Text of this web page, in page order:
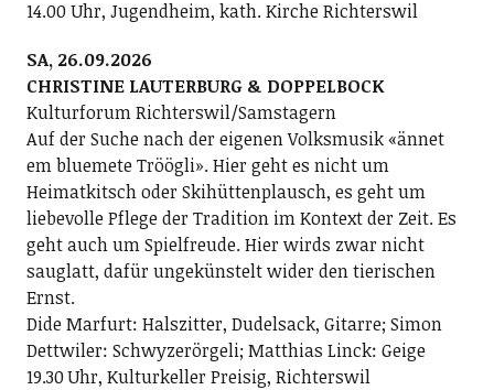
14.00 Uhr, Jugendheim, kath. Kirche Richterswil
SA, 26.09.2026
CHRISTINE LAUTERBURG & DOPPELBOCK
Kulturforum Richterswil/Samstagern
Auf der Suche nach der eigenen Volksmusik «ännet
em bluemete Tröögli». Hier geht es nicht um
Heimatkitsch oder Skihüttenplausch, es geht um
liebevolle Pflege der Tradition im Kontext der Zeit. Es
geht auch um Spielfreude. Hier wirds zwar nicht
sauglatt, dafür ungekünstelt wider den tierischen
Ernst.
Dide Marfurt: Halszitter, Dudelsack, Gitarre; ­Simon
Dettwiler: Schwyzerörgeli; Matthias Linck: Geige
19.30 Uhr, Kulturkeller Preisig, Richterswil